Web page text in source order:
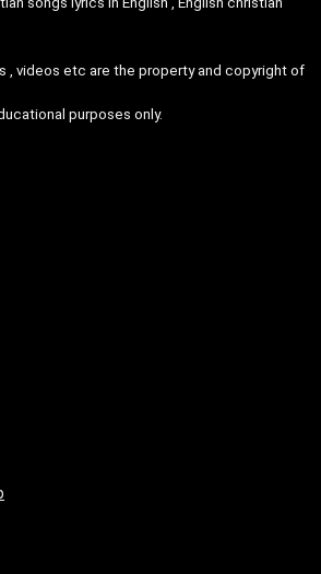
, videos etc are the property and copyright of
purposes only.